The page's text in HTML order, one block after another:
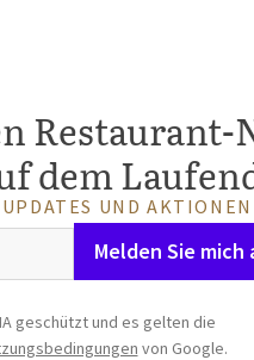
dem
UND AKTIONEN
Melden Sie mich
geschützt und es gelten die
von Google.